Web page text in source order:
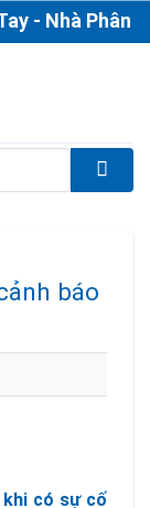
- Nhà Phân
báo
khi có sự cố